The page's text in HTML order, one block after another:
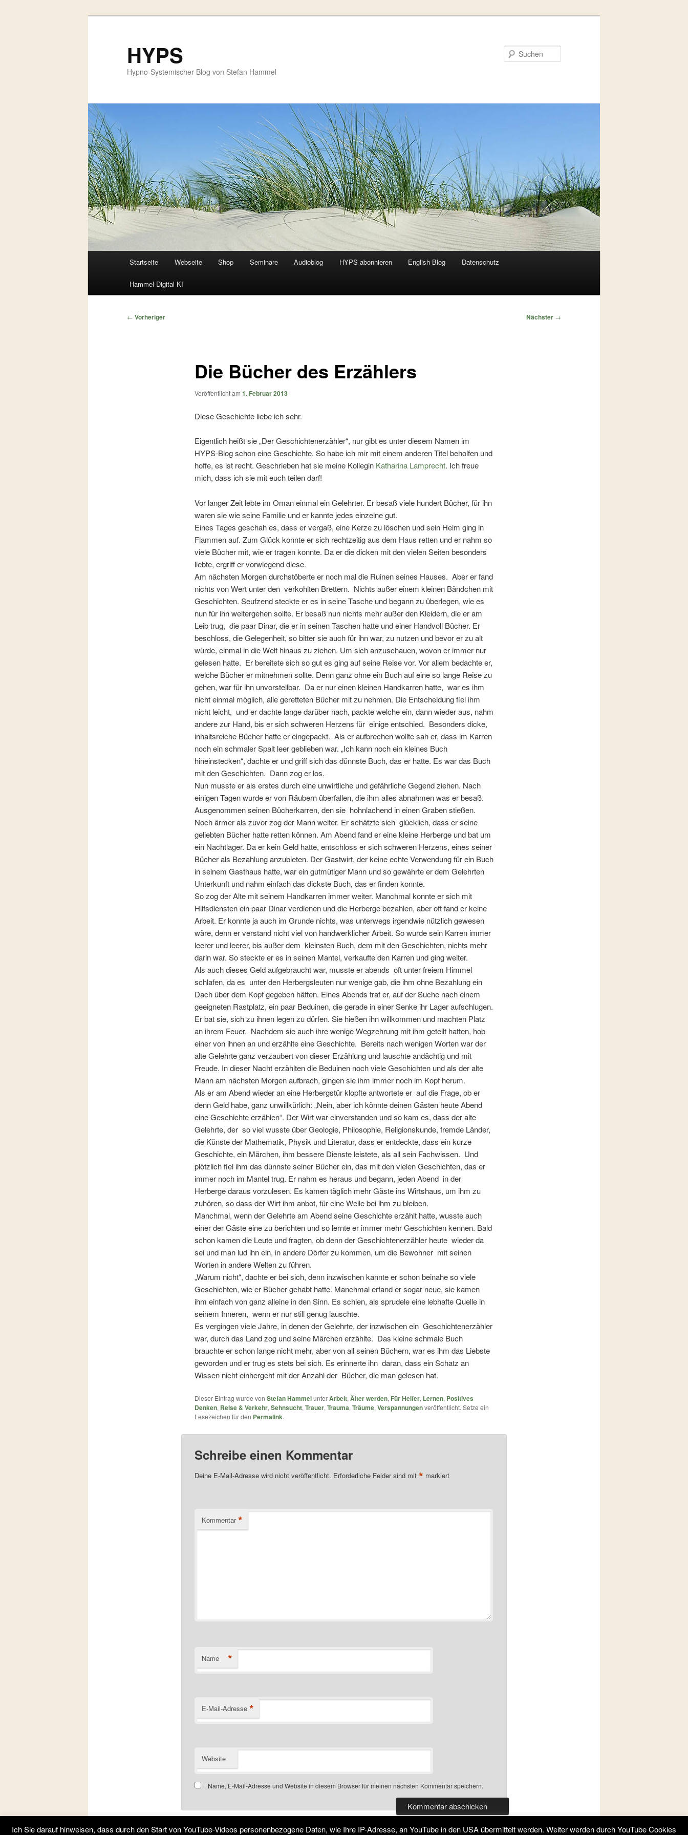
HYPS
Hypno-Systemischer Blog von Stefan Hammel
Zum
primären
Inhalt
Zum
sekundären
Inhalt
Startseite Webseite Shop Seminare Audioblog HYPS abonnieren English Blog Datenschutz
Hammel Digital KI
Beitragsnavigation
← Vorheriger Nächster →
Die Bücher des Erzählers
Veröffentlicht am 1. Februar 2013
Diese Geschichte liebe ich sehr.
Eigentlich heißt sie „Der Geschichtenerzähler“, nur gibt es unter diesem Namen im
HYPS-Blog schon eine Geschichte. So habe ich mir mit einem anderen Titel beholfen und
hoffe, es ist recht. Geschrieben hat sie meine Kollegin Katharina Lamprecht. Ich freue
mich, dass ich sie mit euch teilen darf!
Vor langer Zeit lebte im Oman einmal ein Gelehrter. Er besaß viele hundert Bücher, für ihn
waren sie wie seine Familie und er kannte jedes einzelne gut.
Eines Tages geschah es, dass er vergaß, eine Kerze zu löschen und sein Heim ging in
Flammen auf. Zum Glück konnte er sich rechtzeitig aus dem Haus retten und er nahm so
viele Bücher mit, wie er tragen konnte. Da er die dicken mit den vielen Seiten besonders
liebte, ergriff er vorwiegend diese.
Am nächsten Morgen durchstöberte er noch mal die Ruinen seines Hauses. Aber er fand
nichts von Wert unter den verkohlten Brettern. Nichts außer einem kleinen Bändchen mit
Geschichten. Seufzend steckte er es in seine Tasche und begann zu überlegen, wie es
nun für ihn weitergehen sollte. Er besaß nun nichts mehr außer den Kleidern, die er am
Leib trug, die paar Dinar, die er in seinen Taschen hatte und einer Handvoll Bücher. Er
beschloss, die Gelegenheit, so bitter sie auch für ihn war, zu nutzen und bevor er zu alt
würde, einmal in die Welt hinaus zu ziehen. Um sich anzuschauen, wovon er immer nur
gelesen hatte. Er bereitete sich so gut es ging auf seine Reise vor. Vor allem bedachte er,
welche Bücher er mitnehmen sollte. Denn ganz ohne ein Buch auf eine so lange Reise zu
gehen, war für ihn unvorstellbar. Da er nur einen kleinen Handkarren hatte, war es ihm
nicht einmal möglich, alle geretteten Bücher mit zu nehmen. Die Entscheidung fiel ihm
nicht leicht, und er dachte lange darüber nach, packte welche ein, dann wieder aus, nahm
andere zur Hand, bis er sich schweren Herzens für einige entschied. Besonders dicke,
inhaltsreiche Bücher hatte er eingepackt. Als er aufbrechen wollte sah er, dass im Karren
noch ein schmaler Spalt leer geblieben war. „Ich kann noch ein kleines Buch
hineinstecken“, dachte er und griff sich das dünnste Buch, das er hatte. Es war das Buch
mit den Geschichten. Dann zog er los.
Nun musste er als erstes durch eine unwirtliche und gefährliche Gegend ziehen. Nach
einigen Tagen wurde er von Räubern überfallen, die ihm alles abnahmen was er besaß.
Ausgenommen seinen Bücherkarren, den sie hohnlachend in einen Graben stießen.
Noch ärmer als zuvor zog der Mann weiter. Er schätzte sich glücklich, dass er seine
geliebten Bücher hatte retten können. Am Abend fand er eine kleine Herberge und bat um
ein Nachtlager. Da er kein Geld hatte, entschloss er sich schweren Herzens, eines seiner
Bücher als Bezahlung anzubieten. Der Gastwirt, der keine echte Verwendung für ein Buch
in seinem Gasthaus hatte, war ein gutmütiger Mann und so gewährte er dem Gelehrten
Unterkunft und nahm einfach das dickste Buch, das er finden konnte.
So zog der Alte mit seinem Handkarren immer weiter. Manchmal konnte er sich mit
Hilfsdiensten ein paar Dinar verdienen und die Herberge bezahlen, aber oft fand er keine
Arbeit. Er konnte ja auch im Grunde nichts, was unterwegs irgendwie nützlich gewesen
wäre, denn er verstand nicht viel von handwerklicher Arbeit. So wurde sein Karren immer
leerer und leerer, bis außer dem kleinsten Buch, dem mit den Geschichten, nichts mehr
darin war. So steckte er es in seinen Mantel, verkaufte den Karren und ging weiter.
Als auch dieses Geld aufgebraucht war, musste er abends oft unter freiem Himmel
schlafen, da es unter den Herbergsleuten nur wenige gab, die ihm ohne Bezahlung ein
Dach über dem Kopf gegeben hätten. Eines Abends traf er, auf der Suche nach einem
geeigneten Rastplatz, ein paar Beduinen, die gerade in einer Senke ihr Lager aufschlugen.
Er bat sie, sich zu ihnen legen zu dürfen. Sie hießen ihn willkommen und machten Platz
an ihrem Feuer. Nachdem sie auch ihre wenige Wegzehrung mit ihm geteilt hatten, hob
einer von ihnen an und erzählte eine Geschichte. Bereits nach wenigen Worten war der
alte Gelehrte ganz verzaubert von dieser Erzählung und lauschte andächtig und mit
Freude. In dieser Nacht erzählten die Beduinen noch viele Geschichten und als der alte
Mann am nächsten Morgen aufbrach, gingen sie ihm immer noch im Kopf herum.
Als er am Abend wieder an eine Herbergstür klopfte antwortete er auf die Frage, ob er
denn Geld habe, ganz unwillkürlich: „Nein, aber ich könnte deinen Gästen heute Abend
eine Geschichte erzählen“. Der Wirt war einverstanden und so kam es, dass der alte
Gelehrte, der so viel wusste über Geologie, Philosophie, Religionskunde, fremde Länder,
die Künste der Mathematik, Physik und Literatur, dass er entdeckte, dass ein kurze
Geschichte, ein Märchen, ihm bessere Dienste leistete, als all sein Fachwissen. Und
plötzlich fiel ihm das dünnste seiner Bücher ein, das mit den vielen Geschichten, das er
immer noch im Mantel trug. Er nahm es heraus und begann, jeden Abend in der
Herberge daraus vorzulesen. Es kamen täglich mehr Gäste ins Wirtshaus, um ihm zu
zuhören, so dass der Wirt ihm anbot, für eine Weile bei ihm zu bleiben.
Manchmal, wenn der Gelehrte am Abend seine Geschichte erzählt hatte, wusste auch
einer der Gäste eine zu berichten und so lernte er immer mehr Geschichten kennen. Bald
schon kamen die Leute und fragten, ob denn der Geschichtenerzähler heute wieder da
sei und man lud ihn ein, in andere Dörfer zu kommen, um die Bewohner mit seinen
Worten in andere Welten zu führen.
„Warum nicht“, dachte er bei sich, denn inzwischen kannte er schon beinahe so viele
Geschichten, wie er Bücher gehabt hatte. Manchmal erfand er sogar neue, sie kamen
ihm einfach von ganz alleine in den Sinn. Es schien, als sprudele eine lebhafte Quelle in
seinem Inneren, wenn er nur still genug lauschte.
Es vergingen viele Jahre, in denen der Gelehrte, der inzwischen ein Geschichtenerzähler
war, durch das Land zog und seine Märchen erzählte. Das kleine schmale Buch
brauchte er schon lange nicht mehr, aber von all seinen Büchern, war es ihm das Liebste
geworden und er trug es stets bei sich. Es erinnerte ihn daran, dass ein Schatz an
Wissen nicht einhergeht mit der Anzahl der Bücher, die man gelesen hat.
Dieser Eintrag wurde von Stefan HammelunterArbeit, Älter werden, Für Helfer, Lernen, Positives
Denken, Reise & Verkehr, Sehnsucht, Trauer, Trauma, Träume, Verspannungenveröffentlicht. Setze ein
Lesezeichen für den Permalink.
Schreibe einen Kommentar
Deine E-Mail-Adresse wird nicht veröffentlicht. Erforderliche Felder sind mit * markiert
Kommentar *
Name *
E-Mail-Adresse *
Website
Name, E-Mail-Adresse und Website in diesem Browser für meinen nächsten Kommentar speichern.
Ich Sie darauf hinweisen, dass durch den Start von YouTube-Videos personenbezogene Daten, wie Ihre IP-Adresse, an YouTube in den USA übermittelt werden. Weiter werden durch YouTube Cookies